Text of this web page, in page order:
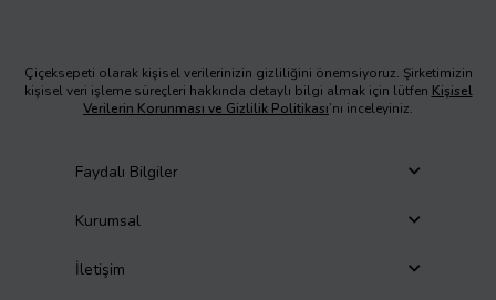
Çiçeksepeti olarak kişisel verilerinizin gizliliğini önemsiyoruz. Şirketimizin
kişisel veri işleme süreçleri hakkında detaylı bilgi almak için lütfen Kişisel
Verilerin Korunması ve Gizlilik Politikası’nı inceleyiniz.
Faydalı Bilgiler
Kurumsal
İletişim